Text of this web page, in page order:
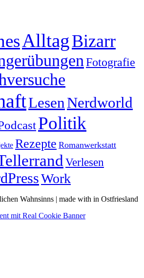
AlltagBizarr
Fotografie
LesenNerdworld
Politik
Rezepte Romanwerkstatt
Verlesen
Work
Wahnsinns | made with in Ostfriesland
mit Real Cookie Banner